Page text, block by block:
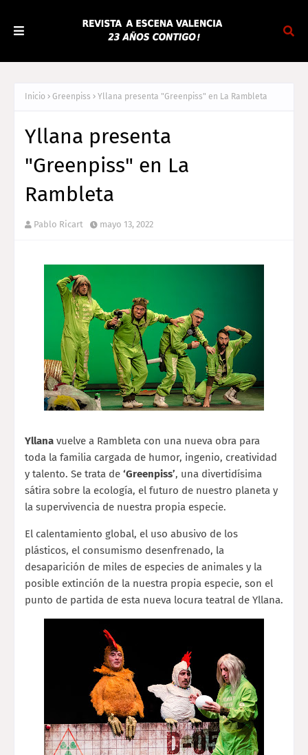
Inicio Greenpiss Yllana presenta "Greenpiss" en La Rambleta
Yllana presenta
"Greenpiss" en La
Rambleta
Pablo Ricart mayo 13, 2022
Yllana vuelve a Rambleta con una nueva obra para
toda la familia cargada de humor, ingenio, creatividad
y talento. Se trata de ‘Greenpiss’, una divertidísima
sátira sobre la ecología, el futuro de nuestro planeta y
la supervivencia de nuestra propia especie.
El calentamiento global, el uso abusivo de los
plásticos, el consumismo desenfrenado, la
desaparición de miles de especies de animales y la
posible extinción de la nuestra propia especie, son el
punto de partida de esta nueva locura teatral de Yllana.